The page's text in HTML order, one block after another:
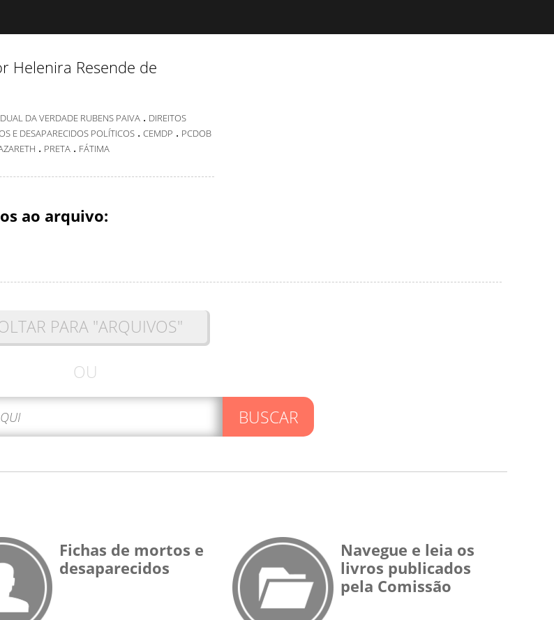
Helenira Resende de
DA VERDADE RUBENS PAIVA . DIREITOS
E DESAPARECIDOS POLÍTICOS . CEMDP . PCDOB
. PRETA . FÁTIMA
ao arquivo:
PARA "ARQUIVOS"
OU
BUSCAR
Fichas de mortos e
desaparecidos
Navegue e leia os
livros publicados
pela Comissão